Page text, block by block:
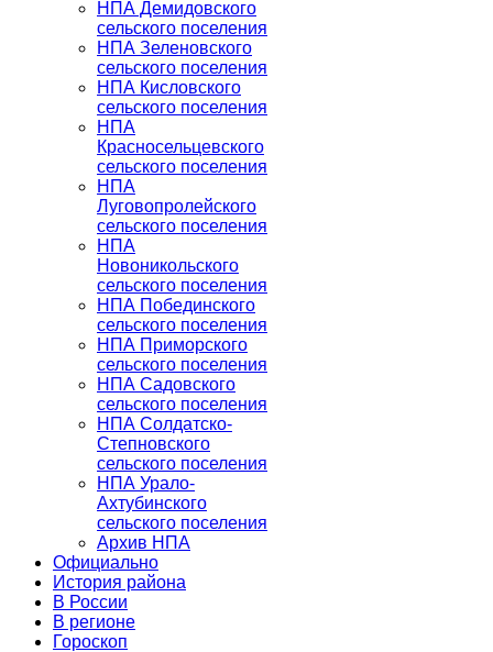
НПА Демидовского
сельского поселения
НПА Зеленовского
сельского поселения
НПА Кисловского
сельского поселения
НПА
Красносельцевского
сельского поселения
НПА
Луговопролейского
сельского поселения
НПА
Новоникольского
сельского поселения
НПА Побединского
сельского поселения
НПА Приморского
сельского поселения
НПА Садовского
сельского поселения
НПА Солдатско-
Степновского
сельского поселения
НПА Урало-
Ахтубинского
сельского поселения
Архив НПА
Официально
История района
В России
В регионе
Гороскоп